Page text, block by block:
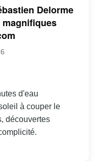
Delorme
magnifiques
d'eau
à couper le
découvertes